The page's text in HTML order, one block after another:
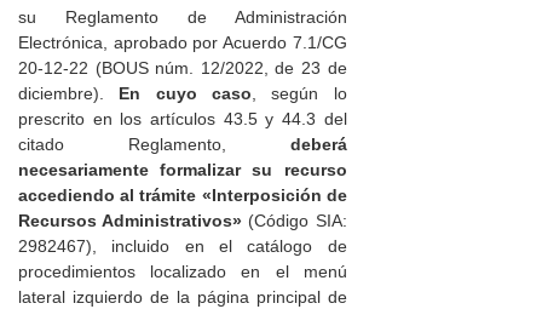
su Reglamento de Administración
Electrónica, aprobado por Acuerdo 7.1/CG
20-12-22 (BOUS núm. 12/2022, de 23 de
diciembre). En cuyo caso, según lo
prescrito en los artículos 43.5 y 44.3 del
citado Reglamento, deberá
necesariamente formalizar su recurso
accediendo al trámite «Interposición de
Recursos Administrativos» (Código SIA:
2982467), incluido en el catálogo de
procedimientos localizado en el menú
lateral izquierdo de la página principal de